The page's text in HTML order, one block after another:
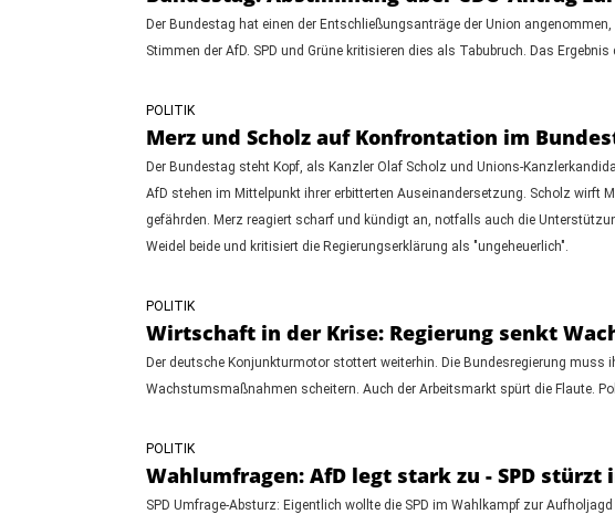
Der Bundestag hat einen der Entschließungsanträge der Union
Stimmen der AfD. SPD und Grüne kritisieren dies als Tabubruch. Das
POLITIK
Merz und Scholz auf Konfrontation im
Der Bundestag steht Kopf, als Kanzler Olaf Scholz und Unions-
AfD stehen im Mittelpunkt ihrer erbitterten Auseinandersetzung. Scholz wirft
gefährden. Merz reagiert scharf und kündigt an, notfalls auch die
Weidel beide und kritisiert die Regierungserklärung als "ungeheuerlich".
POLITIK
Wirtschaft in der Krise: Regierung senkt
Der deutsche Konjunkturmotor stottert weiterhin. Die Bundesregierung
Wachstumsmaßnahmen scheitern. Auch der Arbeitsmarkt spürt die Flaute.
POLITIK
Wahlumfragen: AfD legt stark zu - SPD stürzt
SPD Umfrage-Absturz: Eigentlich wollte die SPD im Wahlkampf zur